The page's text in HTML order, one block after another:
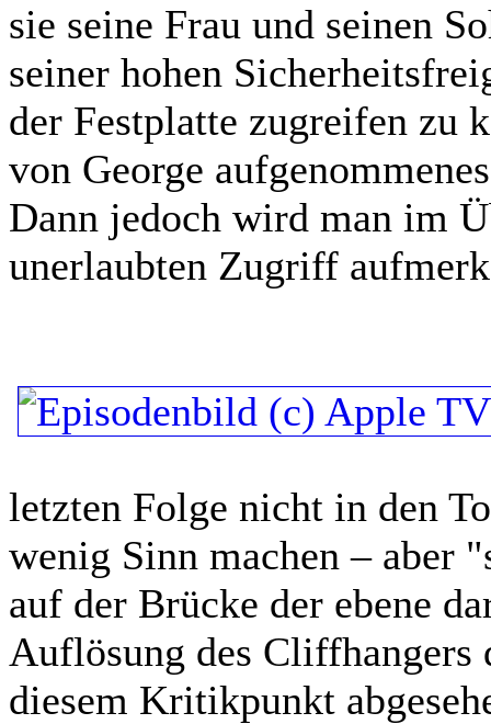
sie seine Frau und seinen
seiner hohen
der Festplatte zugreifen zu
von George
Dann jedoch wird man im
unerlaubten Zugriff
letzten Folge nicht in den
wenig Sinn machen – aber
auf der Brücke der ebene
Auflösung des Cliffhangers
diesem Kritikpunkt